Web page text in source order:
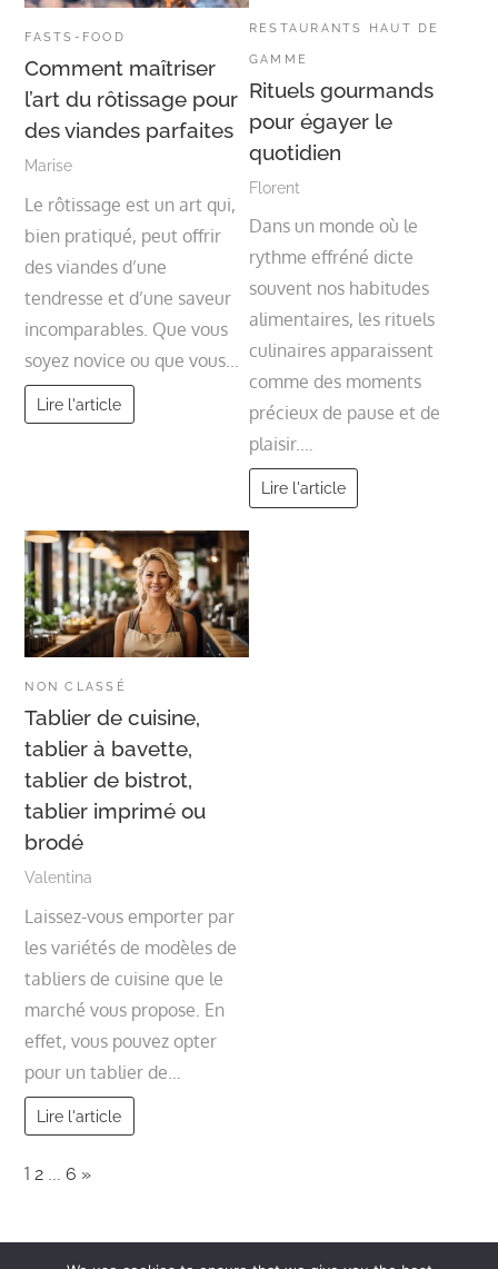
FASTS-FOOD
Comment maîtriser
l’art du rôtissage pour
des viandes parfaites
Marise
Le rôtissage est un art qui,
bien pratiqué, peut offrir
des viandes d’une
tendresse et d’une saveur
incomparables. Que vous
soyez novice ou que vous…
Lire l'article
RESTAURANTS HAUT DE
GAMME
Rituels gourmands
pour égayer le
quotidien
Florent
Dans un monde où le
rythme effréné dicte
souvent nos habitudes
alimentaires, les rituels
culinaires apparaissent
comme des moments
précieux de pause et de
plaisir.…
Lire l'article
NON CLASSÉ
Tablier de cuisine,
tablier à bavette,
tablier de bistrot,
tablier imprimé ou
brodé
Valentina
Laissez-vous emporter par
les variétés de modèles de
tabliers de cuisine que le
marché vous propose. En
effet, vous pouvez opter
pour un tablier de…
Lire l'article
Page:
1 2 … 6 Next
»